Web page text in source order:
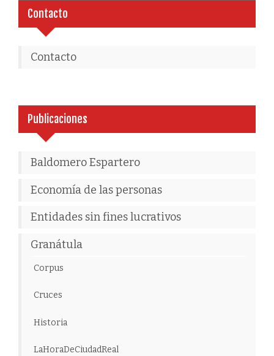
Contacto
Contacto
Publicaciones
Baldomero Espartero
Economía de las personas
Entidades sin fines lucrativos
Granátula
Corpus
Cruces
Historia
LaHoraDeCiudadReal